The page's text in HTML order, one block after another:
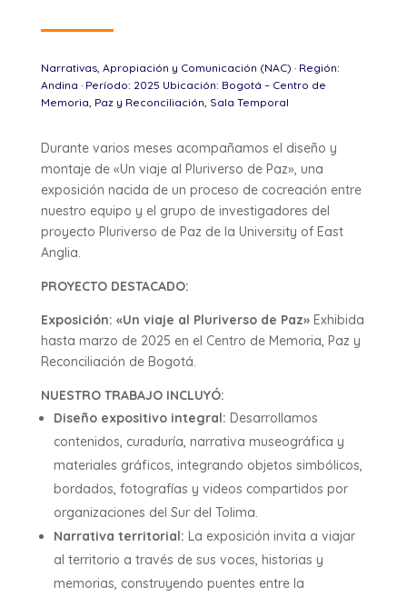
Narrativas, Apropiación y Comunicación (NAC) · Región:
Andina · Período: 2025 Ubicación: Bogotá – Centro de
Memoria, Paz y Reconciliación, Sala Temporal
Durante varios meses acompañamos el diseño y
montaje de «Un viaje al Pluriverso de Paz», una
exposición nacida de un proceso de cocreación entre
nuestro equipo y el grupo de investigadores del
proyecto Pluriverso de Paz de la University of East
Anglia.
PROYECTO DESTACADO:
Exposición: «Un viaje al Pluriverso de Paz»Exhibida
hasta marzo de 2025 en el Centro de Memoria, Paz y
Reconciliación de Bogotá.
NUESTRO TRABAJO INCLUYÓ:
Diseño expositivo integral: Desarrollamos
contenidos, curaduría, narrativa museográfica y
materiales gráficos, integrando objetos simbólicos,
bordados, fotografías y videos compartidos por
organizaciones del Sur del Tolima.
Narrativa territorial: La exposición invita a viajar
al territorio a través de sus voces, historias y
memorias, construyendo puentes entre la